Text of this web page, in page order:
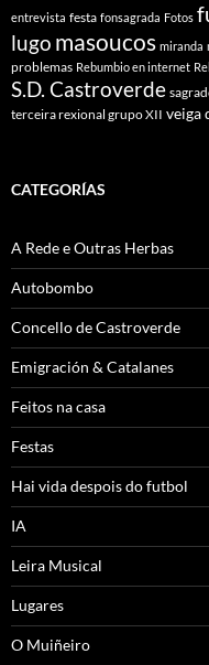
entrevista festa fonsagrada Fotos
lugo masoucos miranda
problemas Rebumbio en internet
S.D. Castroverde
terceira rexional grupo XII veiga
CATEGORÍAS
A Rede e Outras Herbas
Autobombo
Concello de Castroverde
Emigración & Catalanes
Feitos na casa
Festas
Hai vida despois do futbol
IA
Leira Musical
Lugares
O Muiñeiro